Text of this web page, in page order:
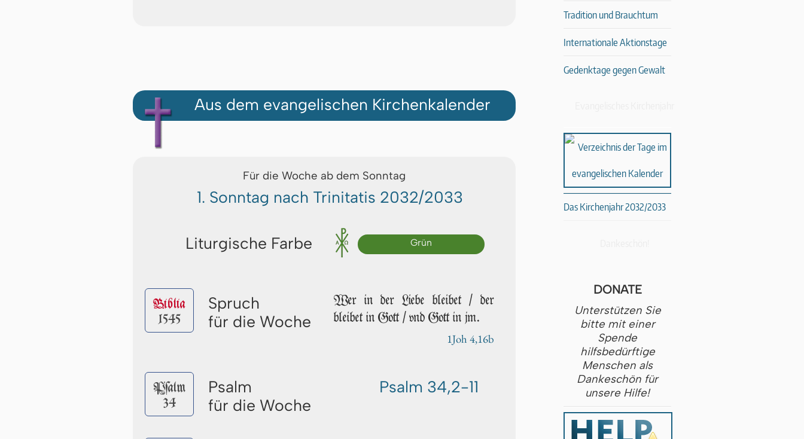
Aus dem evangelischen Kirchenkalender
Für die Woche ab dem Sonntag
1. Sonntag nach Trinitatis 2032/2033
Liturgische Farbe Grün
Biblia
1545
Spruch
für die Woche
Wer in der Liebe bleibet / der
bleibet in Gott / vnd Gott in jm.
1Joh 4,16b
Pſalm
34
Psalm
für die Woche
Psalm 34,2-11
Tradition und Brauchtum
Internationale Aktionstage
Gedenktage gegen Gewalt
Das Kirchenjahr 2032/2033
DONATE
Unterstützen Sie
bitte mit einer
Spende
hilfsbedürftige
Menschen als
Dankeschön für
unsere Hilfe!